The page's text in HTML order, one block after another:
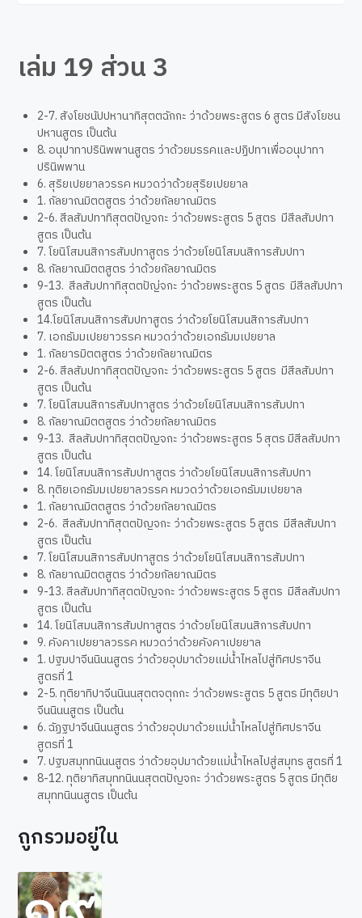
เล่ม 19 ส่วน 3
2-7. สังโยชนัปปหานาทิสุตตฉักกะ ว่าด้วยพระสูตร 6 สูตร มีสังโยชน
ปหานสูตร เป็นต้น
8. อนุปาทาปรินิพพานสูตร ว่าด้วยมรรคและปฏิปทาเพื่ออนุปาทา
ปรินิพพาน
6. สุริยเปยยาลวรรค หมวดว่าด้วยสุริยเปยยาล
1. กัลยาณมิตตสูตร ว่าด้วยกัลยาณมิตร
2-6. สีลสัมปทาทิสุตตปัญจกะ ว่าด้วยพระสูตร 5 สูตร มีสีลสัมปทา
สูตร เป็นต้น
7. โยนิโสมนสิการสัมปทาสูตร ว่าด้วยโยนิโสมนสิการสัมปทา
8. กัลยาณมิตตสูตร ว่าด้วยกัลยาณมิตร
9-13. สีลสัมปทาทิสุตตปัญ่จกะ ว่าด้วยพระสูตร 5 สูตร มีสีลสัมปทา
สูตร เป็นต้น
14.โยนิโสมนสิการสัมปทาสูตร ว่าด้วยโยนิโสมนสิการสัมปทา
7. เอกธัมมเปยยาวรรค หมวดว่าด้วยเอกธัมมเปยยาล
1. กัลยารมิตตสูตร ว่าด้วยกัลยาณมิตร
2-6. สีลสัมปทาทิสุตตปัญจกะ ว่าด้วยพระสูตร 5 สูตร มีสีลสัมปทา
สูตร เป็นต้น
7. โยนิโสมนสิการสัมปทาสูตร ว่าด้วยโยนิโสมนสิการสัมปทา
8. กัลยาณมิตตสูตร ว่าด้วยกัลยาณมิตร
9-13. สีลสัมปทาทิสุตตปัญจกะ ว่าด้วยพระสูตร 5 สุตร มีสีลสัมปทา
สูตร เป็นต้น
14. โยนิโสมนสิการสัมปทาสูตร ว่าด้วยโยนิโสมนสิการสัมปทา
8. ทุติยเอกธัมมเปยยาลวรรค หมวดว่าด้วยเอกธัมมเปยยาล
1. กัลยาณมิตตสูตร ว่าด้วยกัลยาณมิตร
2-6. สีลสัมปทาทิสุตตปัญจกะ ว่าด้วยพระสูตร 5 สูตร มีสีลสัมปทา
สูตร เป็นต้น
7. โยนิโสมนสิการสัมปทาสูตร ว่าด้วยโยนิโสมนสิการสัมปทา
8. กัลยาณมิตตสูตร ว่าด้วยกัลยาณมิตร
9-13. สีลสัมปทาทิสุตตปัญจกะ ว่าด้วยพระสูตร 5 สูตร มีสีลสัมปทา
สูตร เป็นต้น
14. โยนิโสมนสิการสัมปทาสูตร ว่าด้วยโยนิโสมนสิการสัมปทา
9. คังคาเปยยาลวรรค หมวดว่าด้วยคังคาเปยยาล
1. ปฐมปาจีนนินนสูตร ว่าด้วยอุปมาด้วยแม่น้ำไหลไปสู่ทิศปราจีน
สูตรที่ 1
2-5. ทุติยาทิปาจีนนินนสุตตจตุกกะ ว่าด้วยพระสูตร 5 สูตร มีทุติยปา
จีนนินนสูตร เป็นต้น
6. ฉัฏฐปาจีนนินนสูตร ว่าด้วยอุปมาด้วยแม่น้ำไหลไปสู่ทิศปราจีน
สูตรที่ 1
7. ปฐมสมุททนินนสูตร ว่าด้วยอุปมาด้วยแม่น้ำไหลไปสู่สมุทร สูตรที่ 1
8-12. ทุติยาทิสมุททนินนสุตตปัญจกะ ว่าด้วยพระสูตร 5 สูตร มีทุติย
สมุททนินนสูตร เป็นต้น
ถูกรวมอยู่ใน